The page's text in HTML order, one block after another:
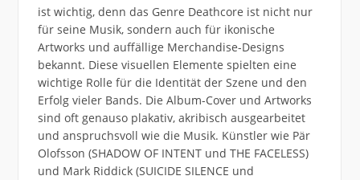
ist wichtig, denn das Genre Deathcore ist nicht nur
für seine Musik, sondern auch für ikonische
Artworks und auffällige Merchandise-Designs
bekannt. Diese visuellen Elemente spielten eine
wichtige Rolle für die Identität der Szene und den
Erfolg vieler Bands. Die Album-Cover und Artworks
sind oft genauso plakativ, akribisch ausgearbeitet
und anspruchsvoll wie die Musik. Künstler wie Pär
Olofsson (SHADOW OF INTENT und THE FACELESS)
und Mark Riddick (SUICIDE SILENCE und